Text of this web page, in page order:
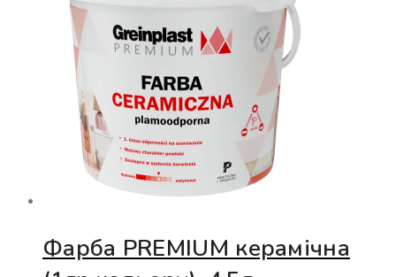
Фарба PREMIUM керамічна